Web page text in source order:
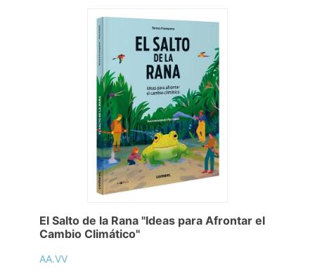
El Salto de la Rana "Ideas para Afrontar el
Cambio Climático"
AA.VV